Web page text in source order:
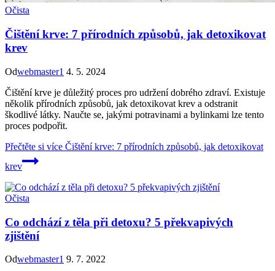
Očista
Čištění krve: 7 přírodních způsobů, jak detoxikovat
krev
Odwebmaster1 4. 5. 2024
Čištění krve je důležitý proces pro udržení dobrého zdraví. Existuje
několik přírodních způsobů, jak detoxikovat krev a odstranit
škodlivé látky. Naučte se, jakými potravinami a bylinkami lze tento
proces podpořit.
Přečtěte si více Čištění krve: 7 přírodních způsobů, jak detoxikovat
krev
Očista
Co odchází z těla při detoxu? 5 překvapivých
zjištění
Odwebmaster1 9. 7. 2022